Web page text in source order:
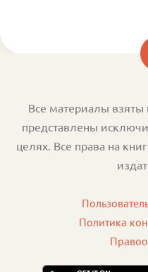
Все материалы взяты
представлены
целях. Все права на
Политика